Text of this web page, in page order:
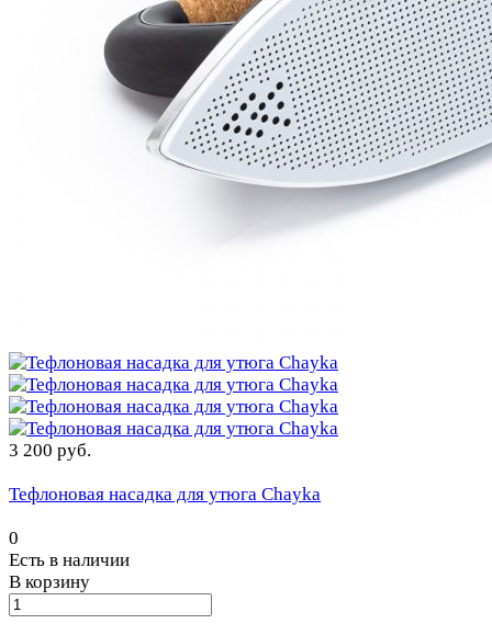
3 200 руб.
Тефлоновая насадка для утюга Chayka
0
Есть в наличии
В корзину